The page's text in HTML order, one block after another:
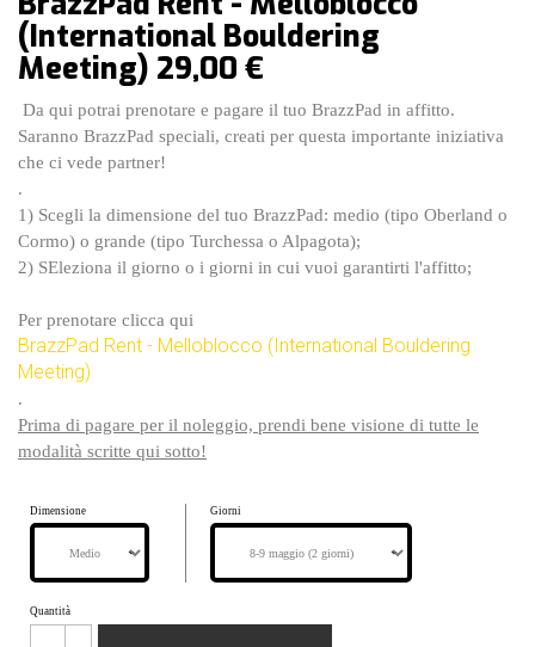
nostri
sponsor
accoglienza
regolamento
(International Bouldering
Meeting) 29,00 €
Da qui potrai prenotare e pagare il tuo BrazzPad in affitto.
Saranno BrazzPad speciali, creati per questa importante iniziativa
che ci vede partner!
.
1) Scegli la dimensione del tuo BrazzPad: medio (tipo Oberland o
Cormo) o grande (tipo Turchessa o Alpagota);
2) SEleziona il giorno o i giorni in cui vuoi garantirti l'affitto;
Per prenotare clicca qui
BrazzPad Rent - Melloblocco (International Bouldering
Meeting)
.
Prima di pagare per il noleggio, prendi bene visione di tutte le
modalità scritte qui sotto!
Dimensione Giorni
Quantità